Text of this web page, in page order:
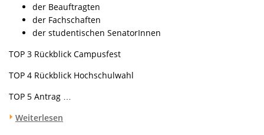
der Beauftragten
der Fachschaften
der studentischen SenatorInnen
TOP 3 Rückblick Campusfest
TOP 4 Rückblick Hochschulwahl
TOP 5 Antrag …
Weiterlesen